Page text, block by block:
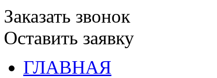
Заказать звонок
Оставить заявку
ГЛАВНАЯ